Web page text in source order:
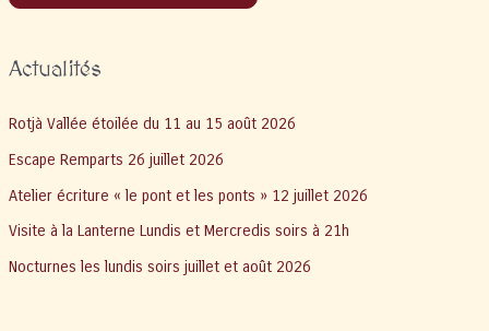
Actualités
Rotjà Vallée étoilée du 11 au 15 août 2026
Escape Remparts 26 juillet 2026
Atelier écriture « le pont et les ponts » 12 juillet 2026
Visite à la Lanterne Lundis et Mercredis soirs à 21h
Nocturnes les lundis soirs juillet et août 2026